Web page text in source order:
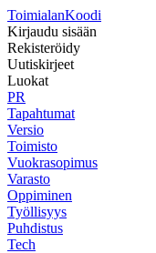
ToimialanKoodi
Kirjaudu sisään
Rekisteröidy
Uutiskirjeet
Luokat
PR
Tapahtumat
Versio
Toimisto
Vuokrasopimus
Varasto
Oppiminen
Työllisyys
Puhdistus
Tech